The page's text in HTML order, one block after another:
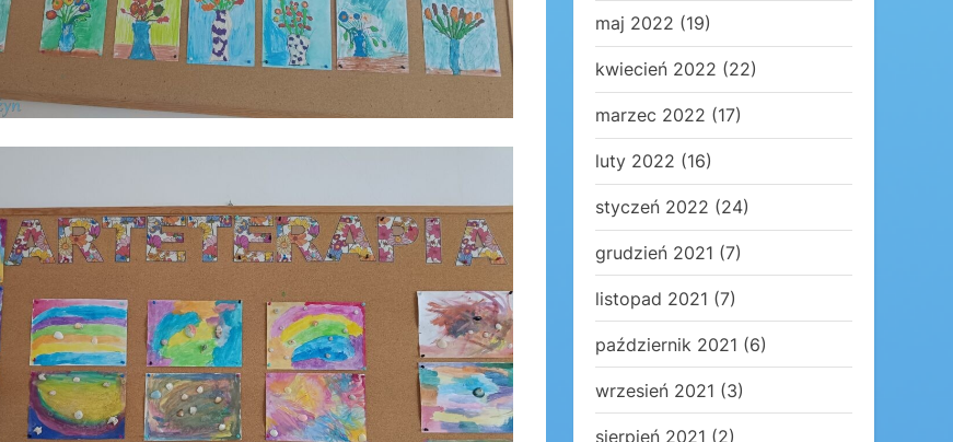
maj 2022 (19)
kwiecień 2022 (22)
marzec 2022 (17)
luty 2022 (16)
styczeń 2022 (24)
grudzień 2021 (7)
listopad 2021 (7)
październik 2021 (6)
wrzesień 2021 (3)
sierpień 2021 (2)